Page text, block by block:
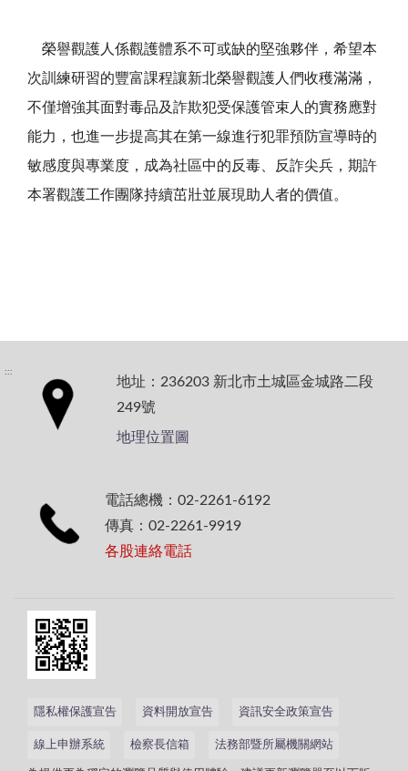
榮譽觀護人係觀護體系不可或缺的堅強夥伴，希望本
次訓練研習的豐富課程讓新北榮譽觀護人們收穫滿滿，
不僅增強其面對毒品及詐欺犯受保護管束人的實務應對
能力，也進一步提高其在第一線進行犯罪預防宣導時的
敏感度與專業度，成為社區中的反毒、反詐尖兵，期許
本署觀護工作團隊持續茁壯並展現助人者的價值。
:::
地址：236203 新北市土城區金城路二段
249號
地理位置圖
電話總機：02-2261-6192
傳真：02-2261-9919
各股連絡電話
隱私權保護宣告 資料開放宣告 資訊安全政策宣告
線上申辦系統 檢察長信箱 法務部暨所屬機關網站